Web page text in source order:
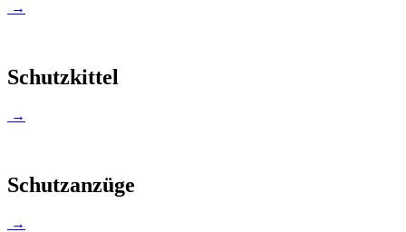
→
Schutzkittel
→
Schutzanzüge
→